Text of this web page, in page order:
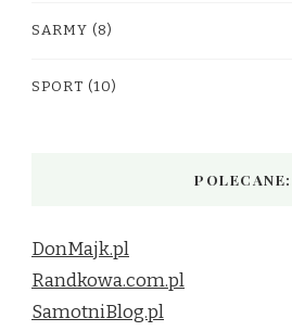
SARMY (8)
SPORT (10)
POLECANE:
DonMajk.pl
Randkowa.com.pl
SamotniBlog.pl